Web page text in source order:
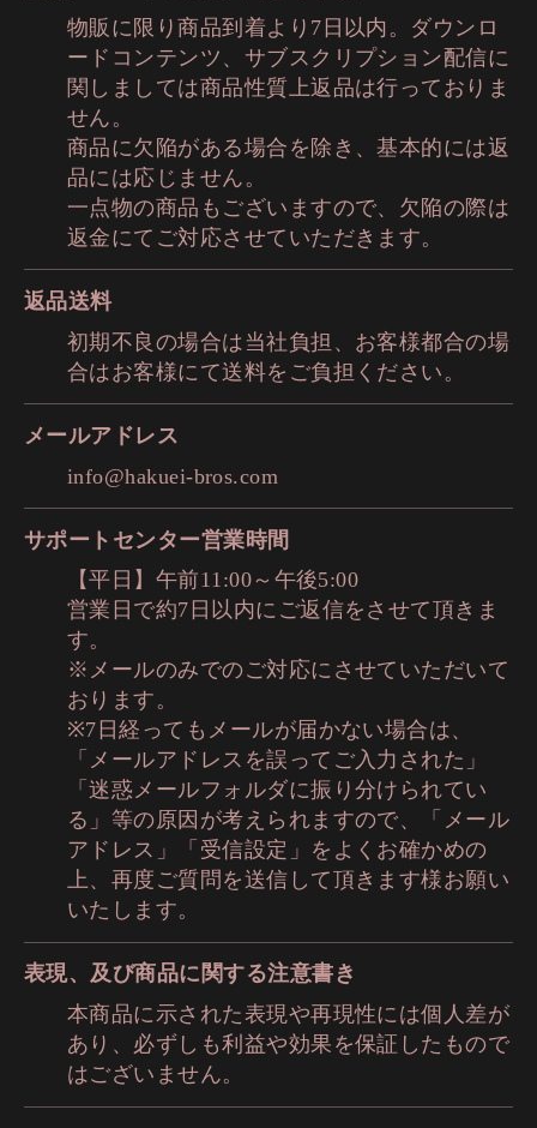
物販に限り商品到着より7日以内。ダウンロ
ードコンテンツ、サブスクリプション配信に
関しましては商品性質上返品は行っておりま
せん。
商品に欠陥がある場合を除き、基本的には返
品には応じません。
一点物の商品もございますので、欠陥の際は
返金にてご対応させていただきます。
返品送料
初期不良の場合は当社負担、お客様都合の場
合はお客様にて送料をご負担ください。
メールアドレス
info@hakuei-bros.com
サポートセンター営業時間
【平日】午前11:00～午後5:00
営業日で約7日以内にご返信をさせて頂きま
す。
※メールのみでのご対応にさせていただいて
おります。
※7日経ってもメールが届かない場合は、
「メールアドレスを誤ってご入力された」
「迷惑メールフォルダに振り分けられてい
る」等の原因が考えられますので、「メール
アドレス」「受信設定」をよくお確かめの
上、再度ご質問を送信して頂きます様お願い
いたします。
表現、及び商品に関する注意書き
本商品に示された表現や再現性には個人差が
あり、必ずしも利益や効果を保証したもので
はございません。